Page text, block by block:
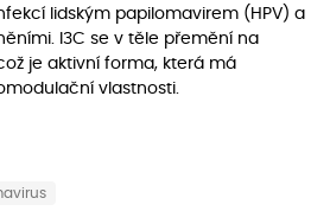
lidským papilomavirem (HPV) a
I3C se v těle přemění na
je aktivní forma, která má
vlastnosti.